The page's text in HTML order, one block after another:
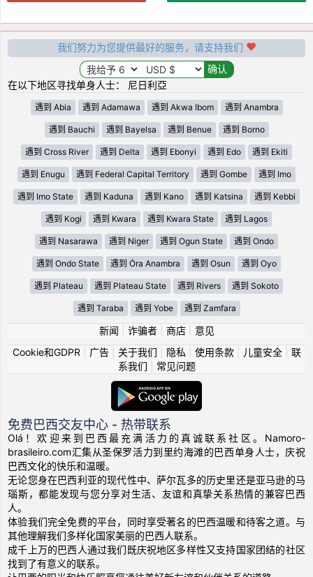
我们努力为您提供最好的服务，请支持我们
在以下地区寻找单身人士： 尼日利亞
遇到 Abia 遇到 Adamawa 遇到 Akwa Ibom 遇到 Anambra
遇到 Bauchi 遇到 Bayelsa 遇到 Benue 遇到 Borno
遇到 Cross River 遇到 Delta 遇到 Ebonyi 遇到 Edo 遇到 Ekiti
遇到 Enugu 遇到 Federal Capital Territory 遇到 Gombe 遇到 Imo
遇到 Imo State 遇到 Kaduna 遇到 Kano 遇到 Katsina 遇到 Kebbi
遇到 Kogi 遇到 Kwara 遇到 Kwara State 遇到 Lagos
遇到 Nasarawa 遇到 Niger 遇到 Ogun State 遇到 Ondo
遇到 Ondo State 遇到 Ȯra Anambra 遇到 Osun 遇到 Oyo
遇到 Plateau 遇到 Plateau State 遇到 Rivers 遇到 Sokoto
遇到 Taraba 遇到 Yobe 遇到 Zamfara
新闻 诈骗者| 商店| 意见
Cookie和GDPR
广告| 关于我们 隐私 使用条款| 儿童安全| 联
系我们
常见问题
免费巴西交友中心 - 热带联系
Olá！欢迎来到巴西最充满活力的真诚联系社区。Namoro-
brasileiro.com汇集从圣保罗活力到里约海滩的巴西单身人士，庆祝
巴西文化的快乐和温暖。
无论您身在巴西利亚的现代性中、萨尔瓦多的历史里还是亚马逊的马
瑙斯，都能发现与您分享对生活、友谊和真挚关系热情的兼容巴西
人。
体验我们完全免费的平台，同时享受著名的巴西温暖和待客之道。与
其他理解我们多样化国家美丽的巴西人联系。
成千上万的巴西人通过我们既庆祝地区多样性又支持国家团结的社区
找到了有意义的联系。